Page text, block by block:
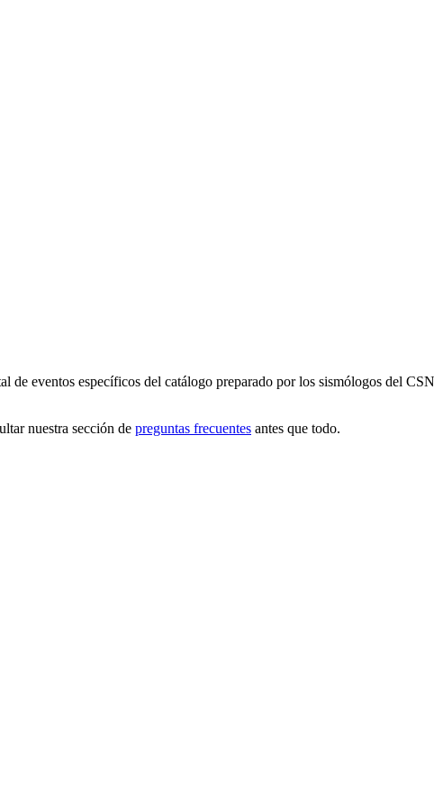
de eventos específicos del catálogo preparado por los sismólogos del
nuestra sección de preguntas frecuentes antes que todo.